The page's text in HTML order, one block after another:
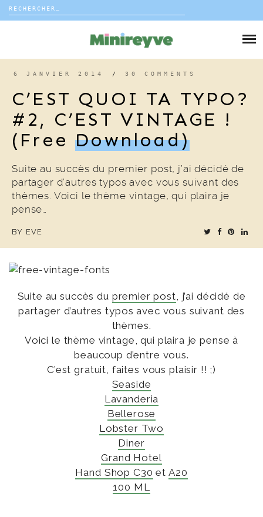
Rechercher :
DÉCO
VOYAGE
COUP DE COEUR
EDITORIAL
6 JANVIER 2014 / 30 COMMENTS
C’EST QUOI TA TYPO?
#2, C’EST VINTAGE !
(freeDownload)
Suite au succès du premier post, j’ai décidé de
partager d’autres typos avec vous suivant des
thèmes. Voici le thème vintage, qui plaira je
pense…
BY EVE
Suite au succès du premier post, j’ai décidé de
partager d’autres typos avec vous suivant des
thèmes.
Voici le thème vintage, qui plaira je pense à
beaucoup d’entre vous.
C’est gratuit, faites vous plaisir !! ;)
Seaside
Lavanderia
Bellerose
Lobster Two
Diner
Grand Hotel
Hand Shop C30 et A20
100 ML